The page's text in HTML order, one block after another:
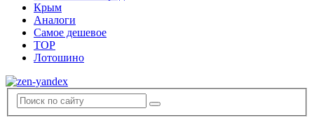
Крым
Аналоги
Самое дешевое
TOP
Лотошино